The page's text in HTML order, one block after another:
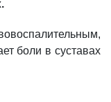
боли в суставах